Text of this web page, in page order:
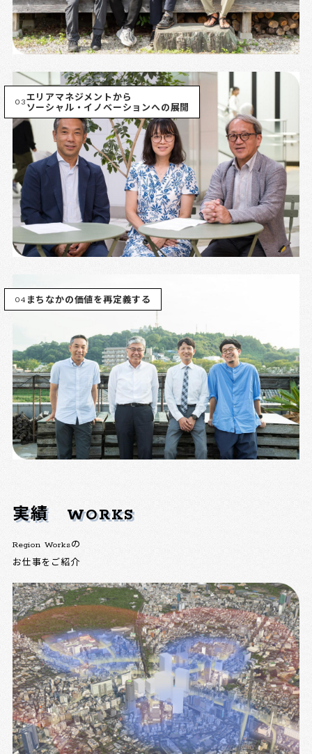
03エリアマネジメントから
ソーシャル・イノベーションへの展開
04 まちなかの価値を再定義する
実績 WORKS
Region Worksの
お仕事をご紹介